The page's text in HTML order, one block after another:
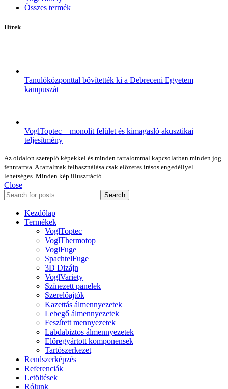
Összes termék
Hírek
Tanulóközponttal bővítették ki a Debreceni Egyetem
kampuszát
VoglToptec – monolit felület és kimagasló akusztikai
teljesítmény
Az oldalon szereplő képekkel és minden tartalommal kapcsolatban minden jog
fenntartva. A tartalmak felhasználása csak előzetes írásos engedéllyel
lehetséges. Minden kép illusztráció.
Close
Search
Kezdőlap
Termékek
VoglToptec
VoglThermotop
VoglFuge
SpachtelFuge
3D Dizájn
VoglVariety
Színezett panelek
Szerelőajtók
Kazettás álmennyezetek
Lebegő álmennyezetek
Feszített mennyezetek
Labdabiztos álmennyezetek
Előregyártott komponensek
Tartószerkezet
Rendszerképzés
Referenciák
Letöltések
Rólunk